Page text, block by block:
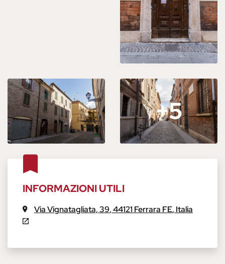
+5
+5
INFORMAZIONI UTILI
Via Vignatagliata, 39,44121 Ferrara FE, Italia